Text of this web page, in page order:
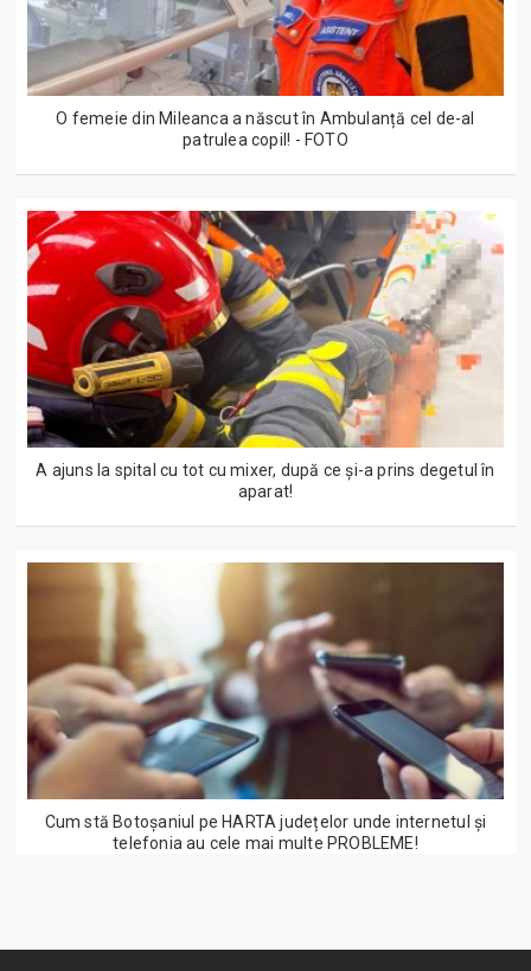
O femeie din Mileanca a născut în Ambulanță cel de-al
patrulea copil! - FOTO
A ajuns la spital cu tot cu mixer, după ce și-a prins degetul în
aparat!
Cum stă Botoșaniul pe HARTA județelor unde internetul și
telefonia au cele mai multe PROBLEME!